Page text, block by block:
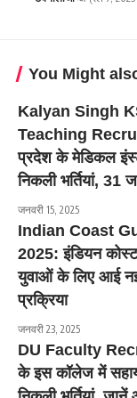
You Might
Kalyan Singh
Teaching
प्रदेश के मेडिकल
निकली भर्तियां,
जनवरी 15, 2025
Indian Coast
2025: इंडियन कोस्ट
युवाओं के लिए आई
प्रक्रिया
जनवरी 23, 2025
DU Faculty
के इस कॉलेज में